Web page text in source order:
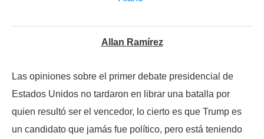
Allan Ramírez
Las opiniones sobre el primer debate presidencial de
Estados Unidos no tardaron en librar una batalla por
quien resultó ser el vencedor, lo cierto es que Trump es
un candidato que jamás fue político, pero está teniendo